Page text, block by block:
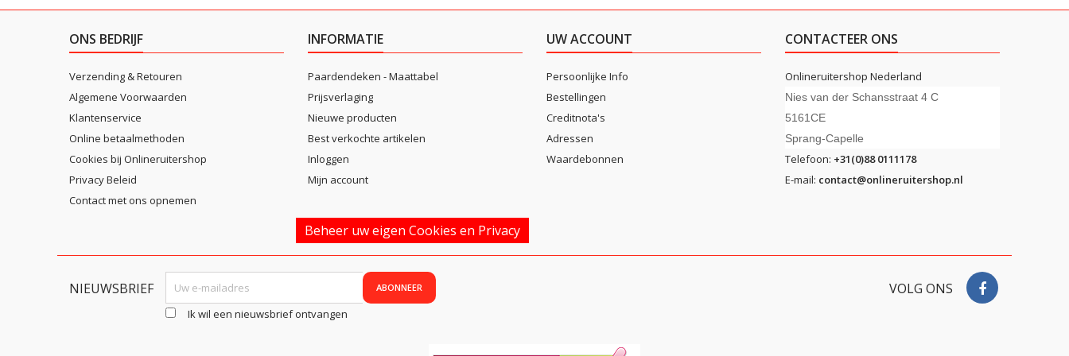
ONS BEDRIJF
Verzending & Retouren
Algemene Voorwaarden
Klantenservice
Online betaalmethoden
Cookies bij Onlineruitershop
Privacy Beleid
Contact met ons opnemen
INFORMATIE
Paardendeken - Maattabel
Prijsverlaging
Nieuwe producten
Best verkochte artikelen
Inloggen
Mijn account
UW ACCOUNT
Persoonlijke Info
Bestellingen
Creditnota's
Adressen
Waardebonnen
CONTACTEER ONS
Onlineruitershop Nederland
Nies van der Schansstraat 4 C
5161CE
Sprang-Capelle
Telefoon: +31(0)88 0111178
E-mail: contact@onlineruitershop.nl
Beheer uw eigen Cookies en Privacy
NIEUWSBRIEF
Ik wil een nieuwsbrief ontvangen
VOLG ONS